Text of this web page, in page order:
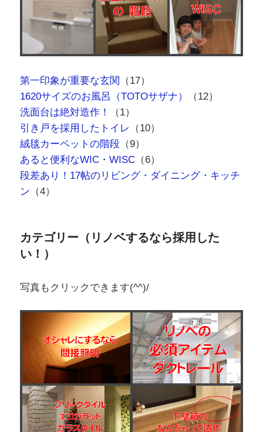
1620サイズのお風呂（TOTOサザナ）
（12）
洗面台は絶対造作！（1）
引き戸を採用したトイレ（10）
絨毯カーペットの階段（9）
段差あり！17帖のリビング・ダイニング・キッチ
ン（4）
カテゴリー（リノベするなら採用した
い！）
写真もクリックできます(^^)/
オシャレにするなら間接照明
リノベ必須アイテム、ダクトレール（5）
ブリックタイル-エコカラット-ガラスタイル